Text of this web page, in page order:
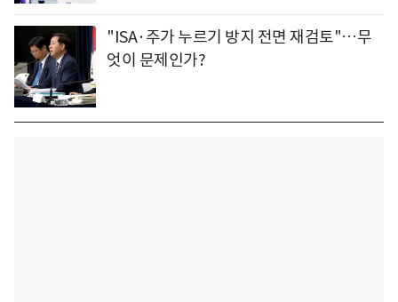
"ISA·주가 누르기 방지 전면 재검토"…무
엇이 문제인가?